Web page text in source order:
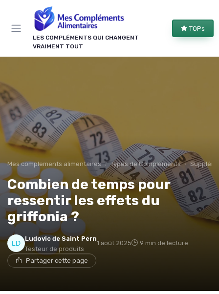
LES COMPLÉMENTS QUI CHANGENT
VRAIMENT TOUT
TOPs
Mes complements alimentaires Types de Compléments
Combien de temps pour
ressentir les effets du
griffonia ?
Ludovic de Saint Pern
Testeur de produits
1 août 2025 9 min de lecture
Partager cette page
Panneau de gestion des cookies